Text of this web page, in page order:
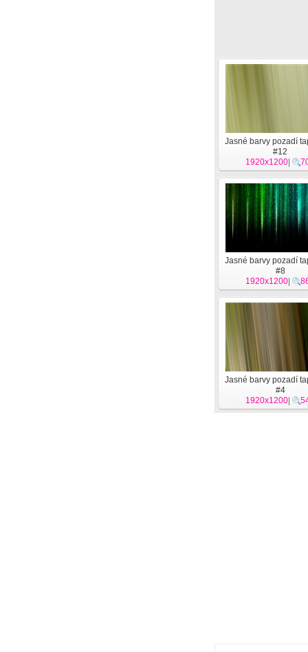
Jasné barvy pozadí
#12
1920x1200
Jasné barvy pozadí
#8
1920x1200
Jasné barvy pozadí
#4
1920x1200